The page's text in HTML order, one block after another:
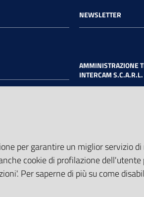
NEWSLETTER
AMMINISTRAZIONE
INTERCAM S.C.A.R.L.
per garantire un miglior servizio
cookie di profilazione
Per saperne di più su come